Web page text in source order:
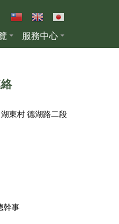
服務中心
東村 德湖路二段
幹事